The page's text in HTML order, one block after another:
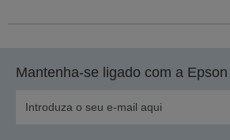
Mantenha-se ligado com a Epson